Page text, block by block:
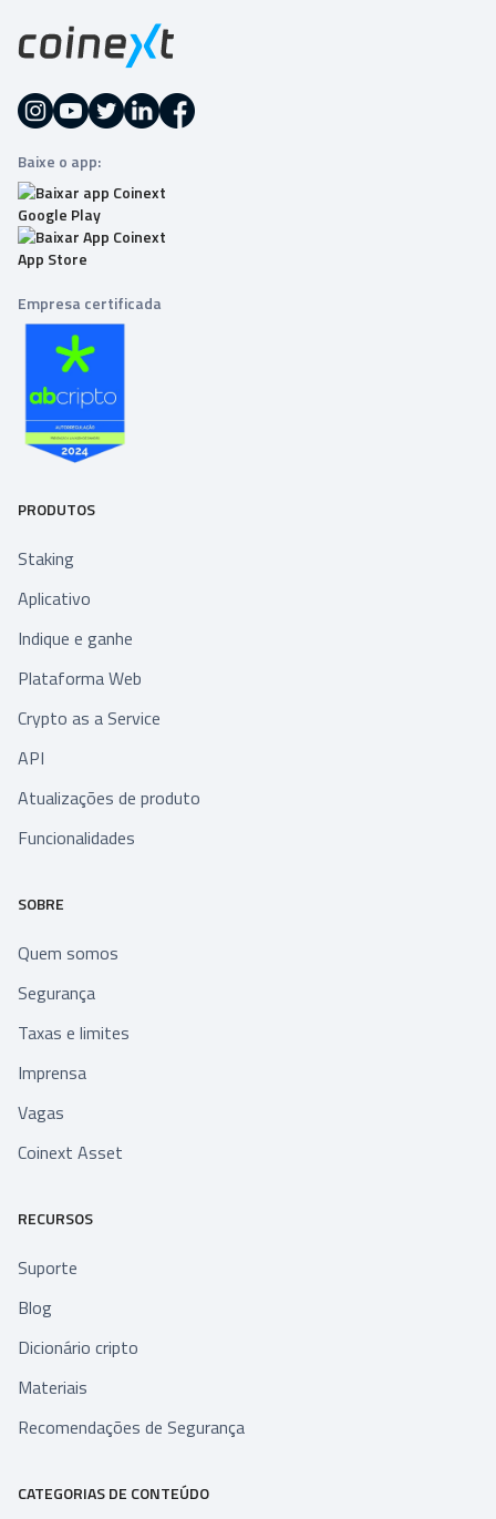
Baixe o app:
Empresa certificada
PRODUTOS
Staking
Aplicativo
Indique e ganhe
Plataforma Web
Crypto as a Service
API
Atualizações de produto
Funcionalidades
SOBRE
Quem somos
Segurança
Taxas e limites
Imprensa
Vagas
Coinext Asset
RECURSOS
Suporte
Blog
Dicionário cripto
Materiais
Recomendações de Segurança
CATEGORIAS DE CONTEÚDO